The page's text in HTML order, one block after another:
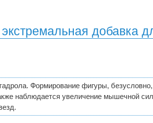
добавка
Формирование фигуры,
наблюдается увеличение мышечной